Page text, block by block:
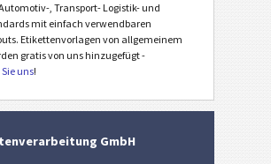
QR-Rechnung
, Transport- Logistik- und
mit einfach verwendbaren
Etikettenvorlagen von allgemeinem
gratis von uns hinzugefügt -
uns!
GmbH